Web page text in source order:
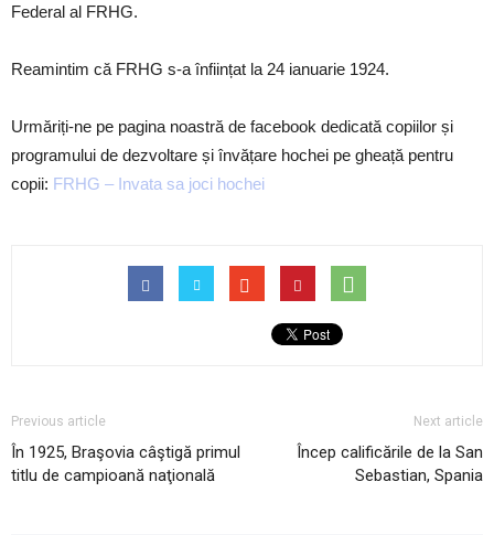
Federal al FRHG.
Reamintim că FRHG s-a înființat la 24 ianuarie 1924.
Urmăriți-ne pe pagina noastră de facebook dedicată copiilor și
programului de dezvoltare și învățare hochei pe gheață pentru
copii: FRHG – Invata sa joci hochei
Previous article
În 1925, Braşovia câştigă primul
titlu de campioană naţională
Next article
Încep calificările de la San
Sebastian, Spania